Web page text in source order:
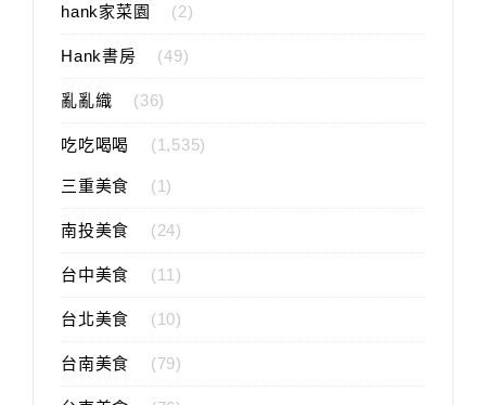
hank家菜園 (2)
Hank書房 (49)
亂亂織 (36)
吃吃喝喝 (1,535)
三重美食 (1)
南投美食 (24)
台中美食 (11)
台北美食 (10)
台南美食 (79)